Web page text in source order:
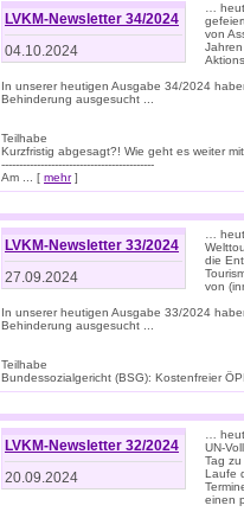
LVKM-Newsletter 34/2024
04.10.2024
…
von
In unserer heutigen Ausgabe 34/2024
Behinderung ausgesucht ...
Teilhabe
Kurzfristig abgesagt?! Wie geht es weiter
-------------------------------------------
Am ... [ mehr]
LVKM-Newsletter 33/2024
27.09.2024
…
die
von
In unserer heutigen Ausgabe 33/2024
Behinderung ausgesucht ...
Teilhabe
Bundessozialgericht (BSG): Kostenfreier
LVKM-Newsletter 32/2024
20.09.2024
…
UN-
Tag
Laufe
einen